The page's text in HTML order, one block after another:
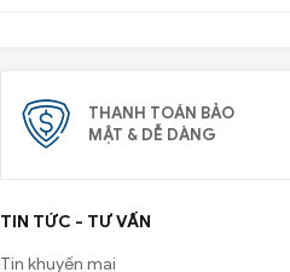
THANH TOÁN BẢO
MẬT & DỄ DÀNG
TIN TỨC - TƯ VẤN
Tin khuyến mại